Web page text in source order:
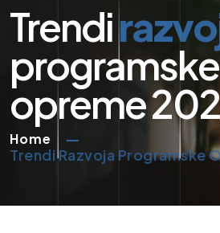
Trendi
programske
opreme
Home
Trendi Razvoja Programske